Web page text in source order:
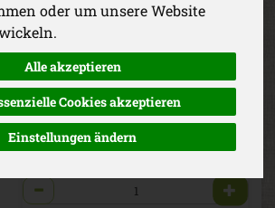
oder um unsere Website
Alle akzeptieren
Cookies akzeptieren
Einstellungen ändern
Gillot, 150g
Gillot
(35,28 € / Kilogramm)
inkl. 7% MwSt.
150 g
Anzahl